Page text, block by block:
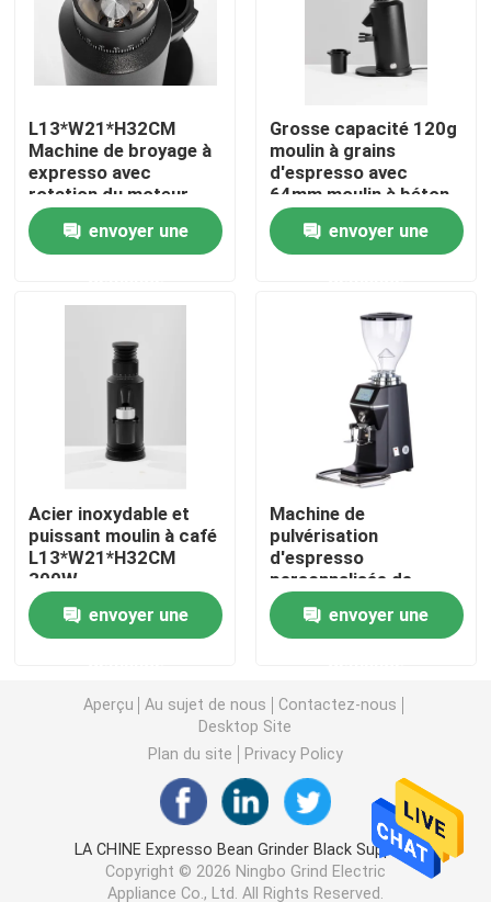
Visite d'usine
Contrôle de qualité
Contactez-nous
Cas
Burr Coffee Grinder
Broyeur de café de Doserless
broyeur de café commerciale
Broyeur de café d'écran tactile
Expresso Bean Grinder
Broyeur de café extérieure
Broyeur de café de main
L13*W21*H32CM
Machine de broyage à
expresso avec
rotation du moteur
800-2000
rouleaux/minute
envoyer une
Grosse capacité 120g
moulin à grains
d'espresso avec
64mm moulin à béton
plat et 300W de
puissanceenvoyer une
Acier inoxydable et
puissant moulin à café
L13*W21*H32CM
300W
envoyer une
Machine de
pulvérisation
d'espresso
personnalisée de
broyeur de bavures
plates de 15 kg
envoyer une
Aperçu Au sujet de nous
Contactez-nous
Desktop Site
Plan du site
Privacy Policy
LA CHINE Expresso Bean Grinder Black Supplier.
Copyright © 2026 Ningbo Grind Electric
Appliance Co., Ltd. All Rights Reserved.